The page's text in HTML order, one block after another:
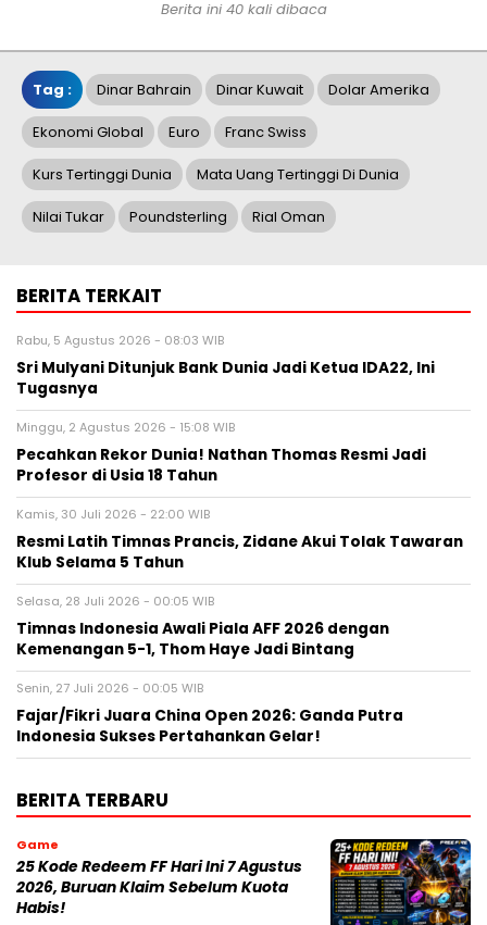
Berita ini 40 kali dibaca
Tag : Dinar Bahrain Dinar Kuwait Dolar Amerika
Ekonomi Global Euro Franc Swiss
Kurs Tertinggi Dunia Mata Uang Tertinggi Di Dunia
Nilai Tukar Poundsterling Rial Oman
BERITA TERKAIT
Rabu, 5 Agustus 2026 - 08:03 WIB
Sri Mulyani Ditunjuk Bank Dunia Jadi Ketua IDA22, Ini
Tugasnya
Minggu, 2 Agustus 2026 - 15:08 WIB
Pecahkan Rekor Dunia! Nathan Thomas Resmi Jadi
Profesor di Usia 18 Tahun
Kamis, 30 Juli 2026 - 22:00 WIB
Resmi Latih Timnas Prancis, Zidane Akui Tolak Tawaran
Klub Selama 5 Tahun
Selasa, 28 Juli 2026 - 00:05 WIB
Timnas Indonesia Awali Piala AFF 2026 dengan
Kemenangan 5-1, Thom Haye Jadi Bintang
Senin, 27 Juli 2026 - 00:05 WIB
Fajar/Fikri Juara China Open 2026: Ganda Putra
Indonesia Sukses Pertahankan Gelar!
BERITA TERBARU
Game
25 Kode Redeem FF Hari Ini 7 Agustus
2026, Buruan Klaim Sebelum Kuota
Habis!